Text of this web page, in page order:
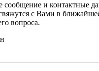
сообщение и контактные
с Вами в
вопроса.